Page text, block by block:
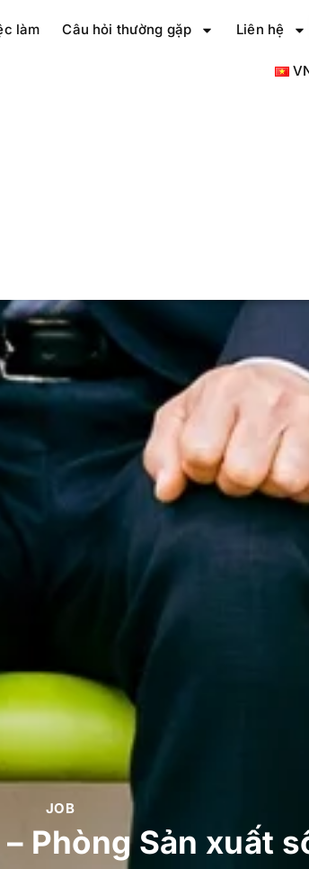
làm Câu hỏi thường gặp Liên hệ
JOB
Phòng Sản xuất